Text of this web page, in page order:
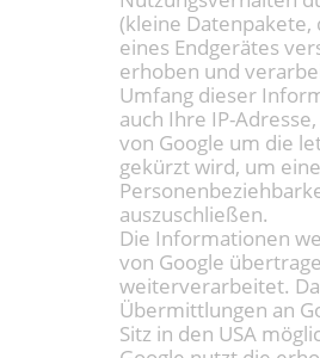
(kleine Datenpakete,
eines Endgerätes
erhoben und
Umfang dieser
auch Ihre IP-
von Google um die
gekürzt wird, um
auszuschließen.
Die Informationen
von Google
weiterverarbeitet.
Übermittlungen an
Sitz in den USA